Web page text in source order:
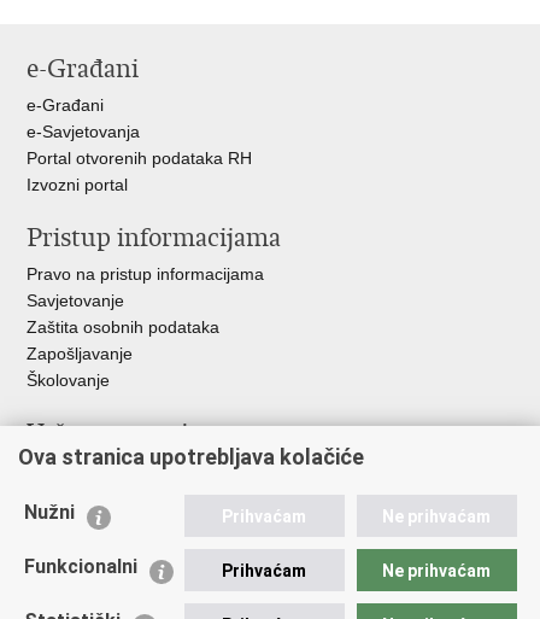
FacebookuTwitteru
e-Građani
e-Građani
e-Savjetovanja
Portal otvorenih podataka RH
Izvozni portal
Pristup informacijama
Pravo na pristup informacijama
Savjetovanje
Zaštita osobnih podataka
Zapošljavanje
Školovanje
Važne poveznice
Ministarstvo unutarnjih poslova
Udruge
Policijska akademija
Ova stranica upotrebljava kolačiće
Nužni Prihvaćam Ne prihvaćam
Funkcionalni Prihvaćam Ne prihvaćam